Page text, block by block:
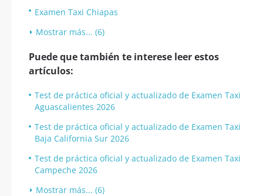
Examen Taxi Chiapas
Mostrar más... (6)
Puede que también te interese leer estos
artículos:
Test de práctica oficial y actualizado de Examen Taxi
Aguascalientes 2026
Test de práctica oficial y actualizado de Examen Taxi
Baja California Sur 2026
Test de práctica oficial y actualizado de Examen Taxi
Campeche 2026
Mostrar más... (6)